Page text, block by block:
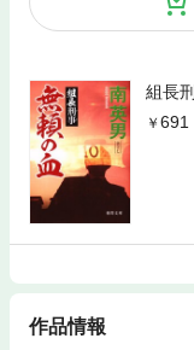
組長
691
作品情報